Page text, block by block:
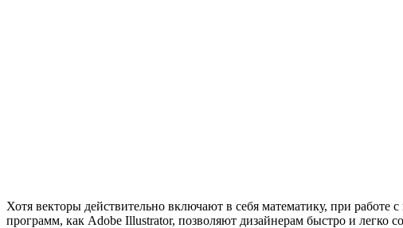
Хотя векторы действительно включают в себя математику, при
программ, как Adobe Illustrator, позволяют дизайнерам быстро и легко